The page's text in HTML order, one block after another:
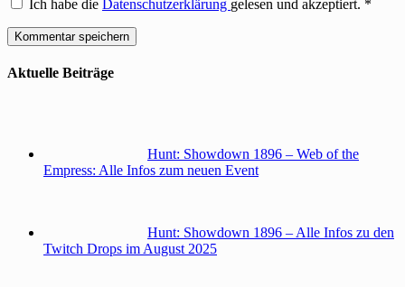
Ich habe die Datenschutzerklärung gelesen und akzeptiert. *
Aktuelle Beiträge
Hunt: Showdown 1896 – Web of the
Empress: Alle Infos zum neuen Event
Hunt: Showdown 1896 – Alle Infos zu den
Twitch Drops im August 2025